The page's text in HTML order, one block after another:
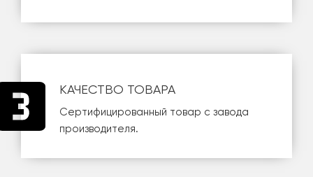
КАЧЕСТВО ТОВАРА
Сертифицированный товар с завода
производителя.